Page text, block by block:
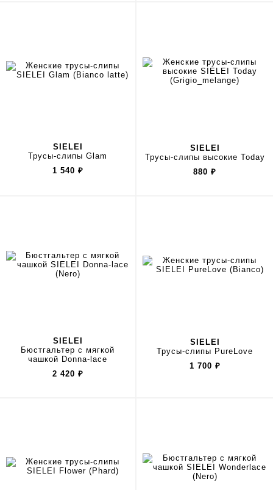
SIELEI
Трусы-слипы Glam
1 540 ₽
SIELEI
Трусы-слипы высокие Today
880 ₽
SIELEI
Бюстгальтер с мягкой
чашкой Donna-lace
2 420 ₽
SIELEI
Трусы-слипы PureLove
1 700 ₽